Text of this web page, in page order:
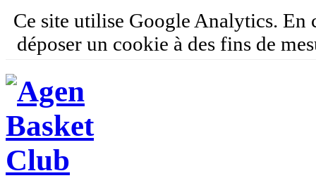
Ce site utilise Google Analytics. En
déposer un cookie à des fins de